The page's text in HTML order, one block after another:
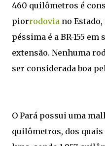
460 quilômetros é
piorrodovia no
péssima é a BR-155
extensão. Nenhuma
ser considerada boa
O Pará possui uma
quilômetros, dos quais